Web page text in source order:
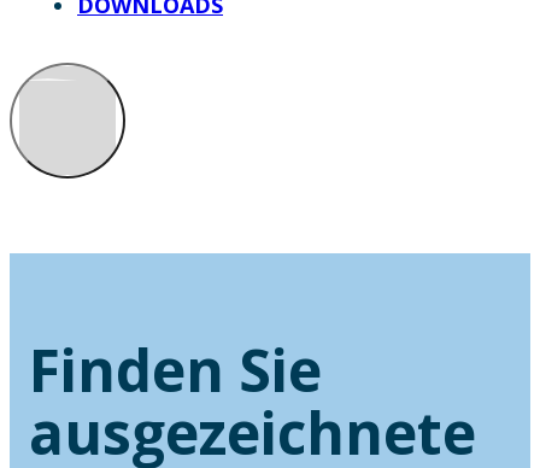
Finden Sie
ausgezeichnete